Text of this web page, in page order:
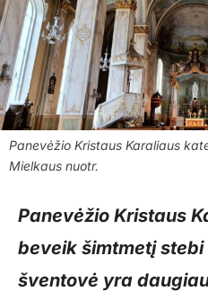
Panevėžio Kristaus Karaliaus
Mielkaus nuotr.
Panevėžio Kristaus
beveik šimtmetį
šventovė yra